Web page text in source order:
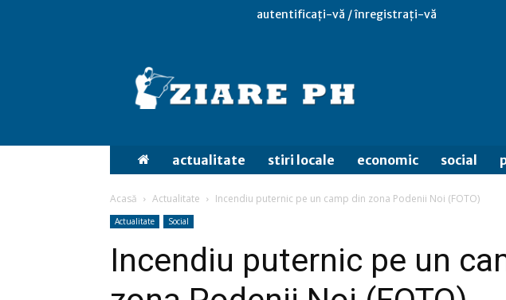
autentificați-vă / înregistrați-vă
actualitate stiri locale economic social
Acasă Actualitate Incendiu puternic pe un camp din zona Podenii Noi (FOTO)
Actualitate Social
Incendiu puternic pe un